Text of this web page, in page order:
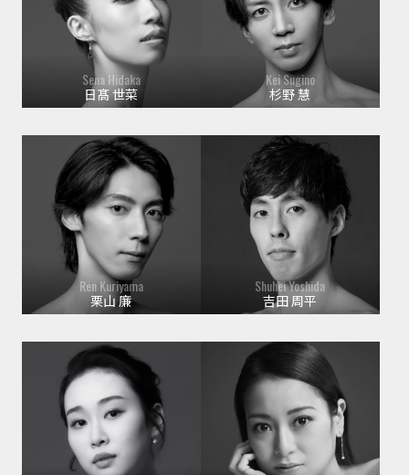
Sena Hidaka
日髙 世菜
Kei Sugino
杉野 慧
Ren Kuriyama
栗山 廉
Shuhei Yoshida
吉田 周平